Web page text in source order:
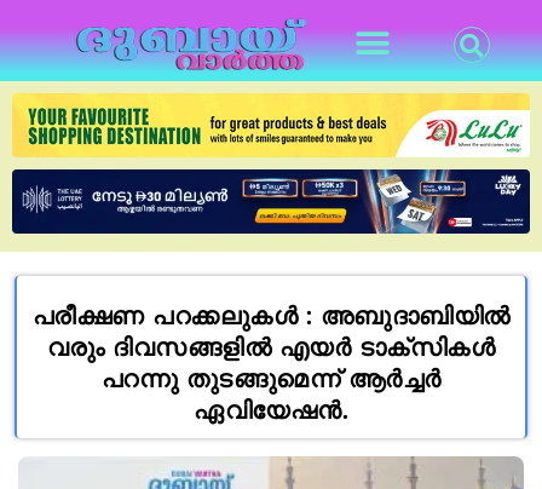
പരീക്ഷണ പറക്കലുകൾ : അബുദാബിയിൽ
വരും ദിവസങ്ങളിൽ എയർ ടാക്‌സികൾ
പറന്നു തുടങ്ങുമെന്ന് ആർച്ചർ
ഏവിയേഷൻ.